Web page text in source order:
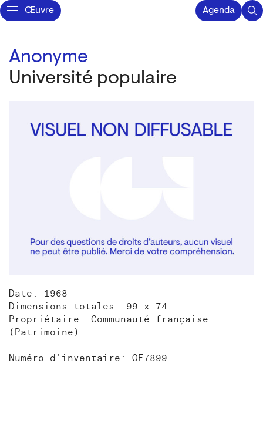
Œuvre Agenda
Anonyme
Université populaire
Date: 1968
Dimensions totales: 99 x 74
Propriétaire: Communauté française
(Patrimoine)
Numéro d'inventaire: OE7899